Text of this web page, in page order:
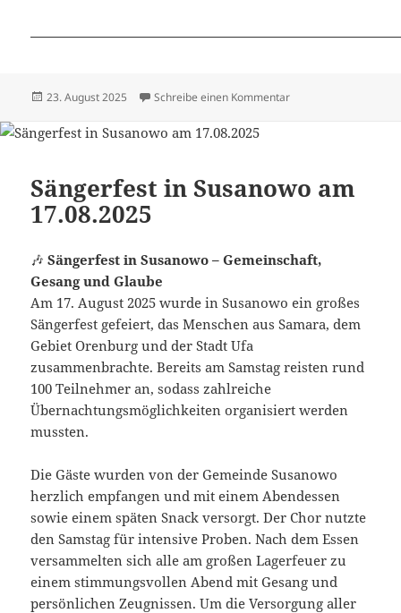
Veröffentlicht
23. August 2025 Schreibe einen Kommentarzu Dimitri Mannikow
Sängerfest in Susanowo am
17.08.2025
🎶Sängerfest in Susanowo – Gemeinschaft,
Gesang und Glaube
Am 17. August 2025 wurde in Susanowo ein großes
Sängerfest gefeiert, das Menschen aus Samara, dem
Gebiet Orenburg und der Stadt Ufa
zusammenbrachte. Bereits am Samstag reisten rund
100 Teilnehmer an, sodass zahlreiche
Übernachtungsmöglichkeiten organisiert werden
mussten.
Die Gäste wurden von der Gemeinde Susanowo
herzlich empfangen und mit einem Abendessen
sowie einem späten Snack versorgt. Der Chor nutzte
den Samstag für intensive Proben. Nach dem Essen
versammelten sich alle am großen Lagerfeuer zu
einem stimmungsvollen Abend mit Gesang und
persönlichen Zeugnissen. Um die Versorgung aller